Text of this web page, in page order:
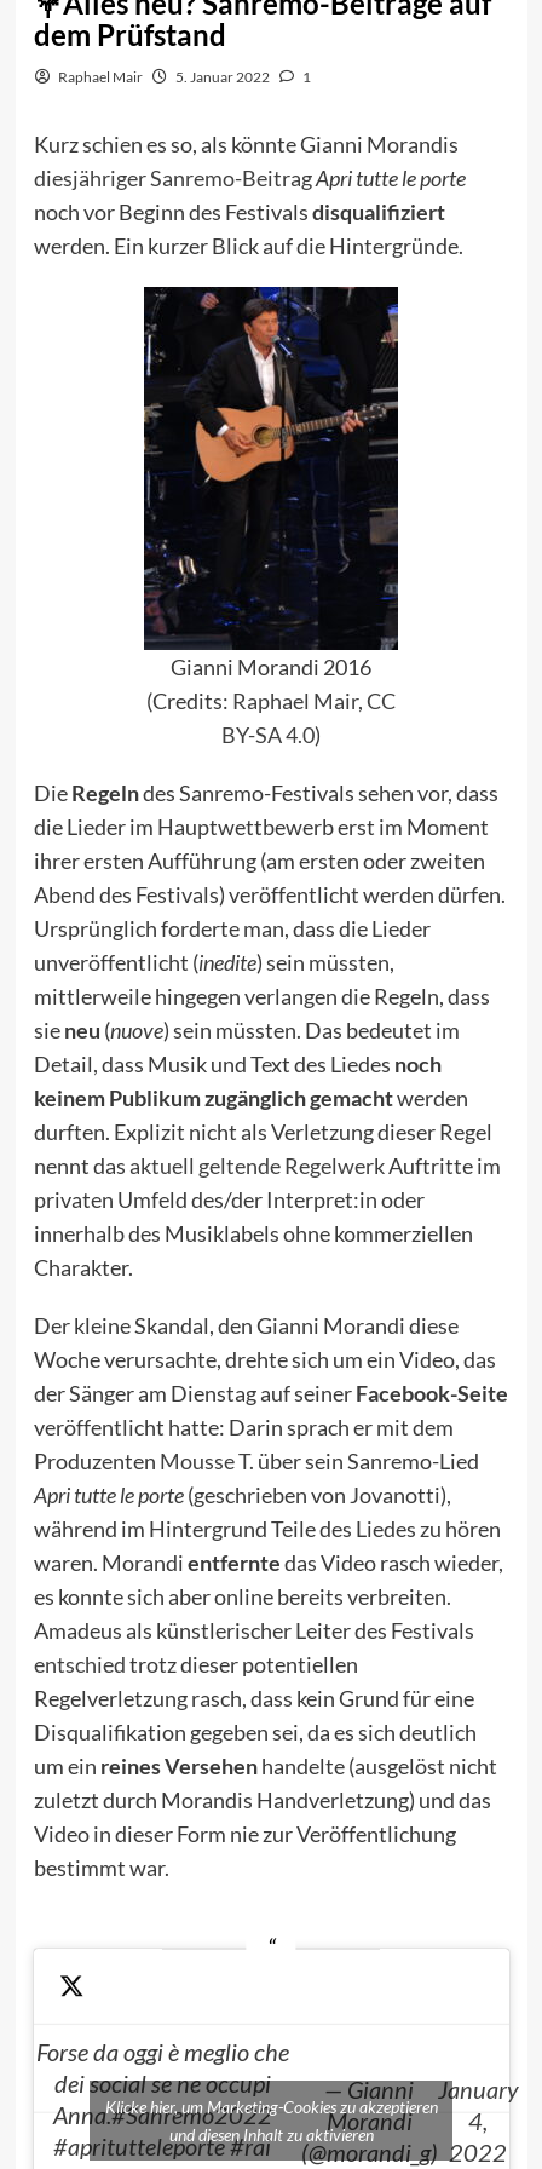
dem Prüfstand
Raphael Mair 5. Januar 2022 1
Kurz schien es so, als könnte Gianni Morandis
diesjähriger Sanremo-BeitragApri tutte le porte
noch vor Beginn des Festivalsdisqualifiziert
werden. Ein kurzer Blick auf die Hintergründe.
Gianni Morandi 2016
(Credits: Raphael Mair,CC
BY-SA 4.0)
DieRegelndes Sanremo-Festivals sehen vor, dass
die Lieder im Hauptwettbewerb erst im Moment
ihrer ersten Aufführung (am ersten oder zweiten
Abend des Festivals) veröffentlicht werden dürfen.
Ursprünglich forderte man, dass die Lieder
unveröffentlicht (inedite) sein müssten,
mittlerweile hingegen verlangen die Regeln, dass
sieneu (nuove) sein müssten. Das bedeutet im
Detail, dass Musik und Text des Liedes noch
keinem Publikum zugänglich gemachtwerden
durften. Explizit nicht als Verletzung dieser Regel
nennt das aktuell geltende RegelwerkAuftritte im
privaten Umfeld des/der Interpret:in oder
innerhalb des Musiklabels ohne kommerziellen
Charakter.
Der kleine Skandal, den Gianni Morandi diese
Woche verursachte, drehte sich um ein Video, das
der Sänger am Dienstag auf seinerFacebook-Seite
veröffentlicht hatte: Darin sprach er mit dem
Produzenten Mousse T. über sein Sanremo-Lied
Apri tutte le porte(geschrieben von Jovanotti),
während im Hintergrund Teile des Liedes zu hören
waren. Morandientferntedas Video rasch wieder,
es konnte sich aber online bereits verbreiten.
Amadeus als künstlerischer Leiter des Festivals
entschiedtrotz dieser potentiellen
Regelverletzung rasch, dass kein Grund für eine
Disqualifikation gegeben sei, da es sich deutlich
um ein reines Versehenhandelte (ausgelöst nicht
zuletzt durch Morandis Handverletzung) und das
Video in dieser Form nie zur Veröffentlichung
bestimmt war.
Forse da oggi è meglio che
dei social se ne occupi
Anna.#Sanremo2022
#apritutteleporte#rai
— Gianni
Morandi
(@morandi_g)
January
4,
2022
Klicke hier, um Marketing-Cookies zu akzeptieren
und diesen Inhalt zu aktivieren